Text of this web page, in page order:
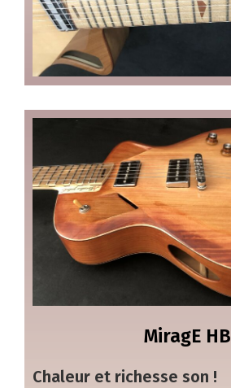
MiragE HB
Chaleur et richesse son !